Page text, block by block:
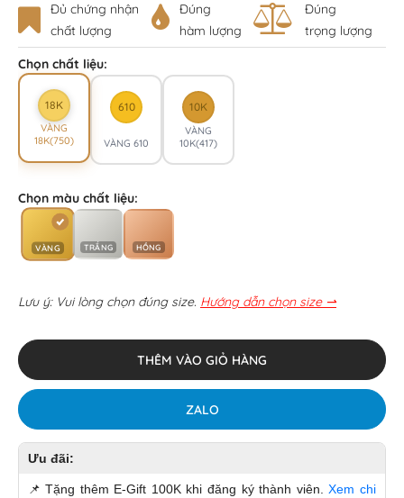
Đủ chứng nhận
chất lượng
Đúng
hàm lượng
Đúng
trọng lượng
Chọn chất liệu:
18K
VÀNG
18K(750)
610
VÀNG 610
10K
VÀNG
10K(417)
Chọn màu chất liệu:
VÀNG TRẮNG HỒNG
Lưu ý: Vui lòng chọn đúng size. Hướng dẫn chọn size ⇀
THÊM VÀO GIỎ HÀNG
ZALO
Ưu đãi:
📌 Tặng thêm E-Gift 100K khi đăng ký thành viên.Xem chi